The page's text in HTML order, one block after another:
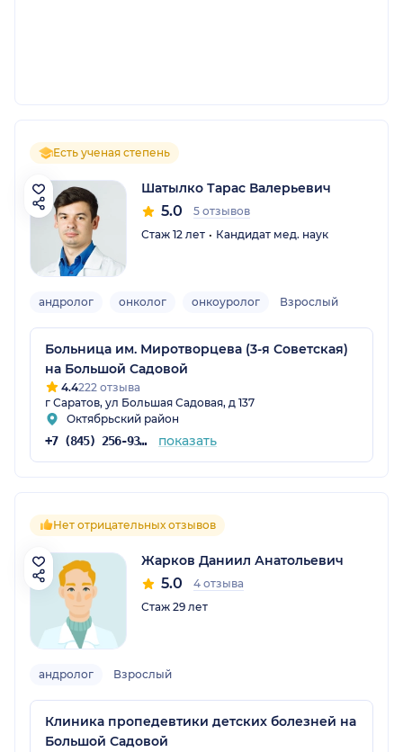
Есть ученая степень
Шатылко Тарас Валерьевич
5.0
5 отзывов
Стаж 12 лет
Кандидат мед. наук
андролог онколог онкоуролог Взрослый
Больница им. Миротворцева (3-я Советская)
на Большой Садовой
4.4222 отзыва
г Саратов, ул Большая Садовая, д 137
Октябрьский район
+7 (845) 256-93-56 показать
Нет отрицательных отзывов
Жарков Даниил Анатольевич
5.0
4 отзыва
Стаж 29 лет
андролог Взрослый
Клиника пропедевтики детских болезней на
Большой Садовой